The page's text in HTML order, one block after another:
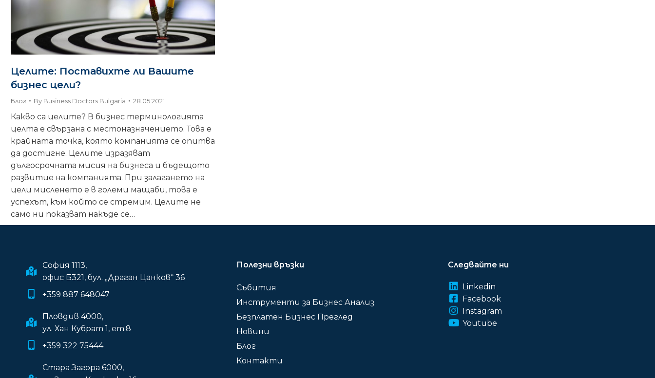
Целите: Поставихте ли Вашите
бизнес цели?
Блог By Business Doctors Bulgaria 28.05.2021
Какво са целите? В бизнес терминологията
целта е свързана с местоназначението. Това е
крайната точка, която компанията се опитва
да достигне. Целите изразяват
дългосрочната мисия на бизнеса и бъдещото
развитие на компанията. При залагането на
цели мисленето е в големи мащаби, това е
успехът, към който се стремим. Целите не
само ни показват накъде се…
София 1113,
офис Б321, бул. „Драган Цанков“ 36
+359 887 648047
Пловдив 4000,
ул. Хан Кубрат 1, ет.8
+359 322 75444
Стара Загора 6000,
Полезни връзки
Събития
Инструменти за Бизнес Анализ
Безплатен Бизнес Преглед
Новини
Блог
Контакти
Следвайте ни
Linkedin
Facebook
Instagram
Youtube